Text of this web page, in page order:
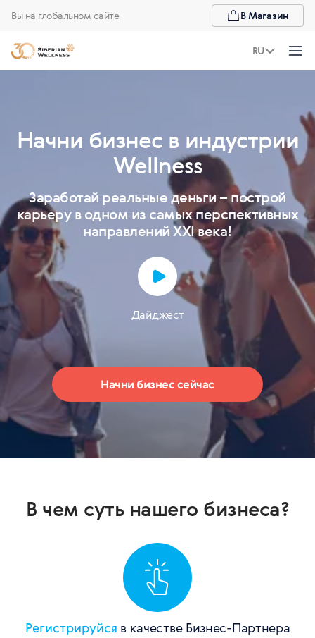
Вы на глобальном сайте В Магазин
RU
Начни бизнес в индустрии
Wellness
Заработай реальные деньги – построй
карьеру в одном из самых перспективных
направлений XXI века!
Дайджест
Начни бизнес сейчас
В чем суть нашего бизнеса?
Регистрируйся в качестве Бизнес-Партнера